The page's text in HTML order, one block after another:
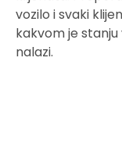
vozilo i svaki
kakvom je stanju
nalazi.